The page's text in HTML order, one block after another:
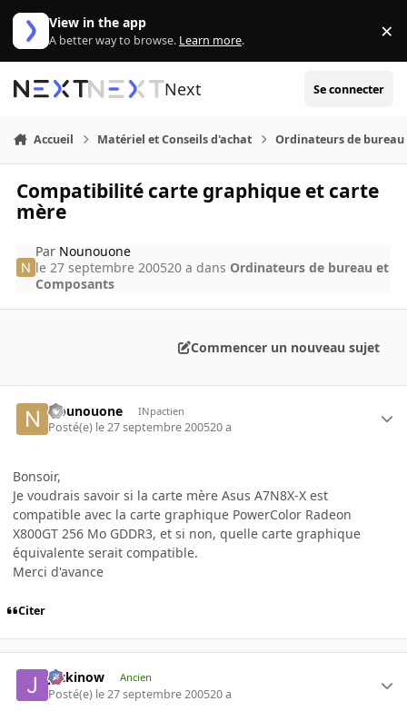
Aller au contenu
View in the app
A better way to browse. Learn more. ×
Next Se connecter
Accueil Matériel et Conseils d'achat Ordinateurs de bureau
Compatibilité carte graphique et carte
mère
Par Nounouone
le 27 septembre 200520 a dans Ordinateurs de bureau et
Composants
Commencer un nouveau sujet
Nounouone INpactien
Posté(e) le 27 septembre 200520 a
Bonsoir,
Je voudrais savoir si la carte mère Asus A7N8X-X est
compatible avec la carte graphique PowerColor Radeon
X800GT 256 Mo GDDR3, et si non, quelle carte graphique
équivalente serait compatible.
Merci d'avance
Citer
jackinow Ancien
Posté(e) le 27 septembre 200520 a